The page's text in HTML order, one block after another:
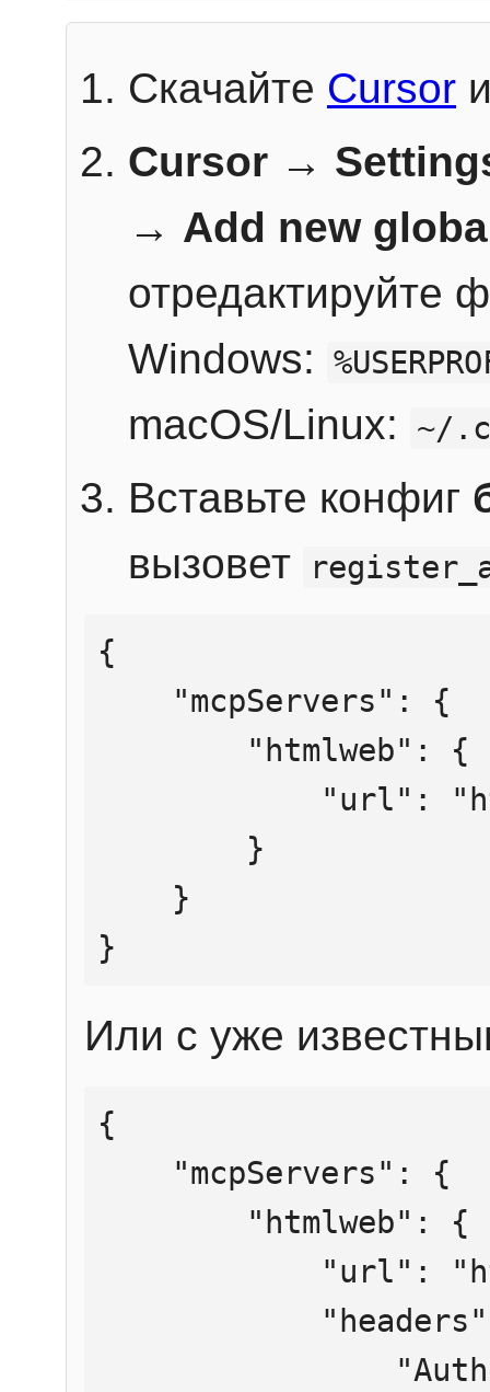
Скачайте Cursor
Cursor →
→ Add new
отредактируйте
Windows:
macOS/Linux: ~/
Вставьте конфиг
вызовет
{
}
Или с уже
{